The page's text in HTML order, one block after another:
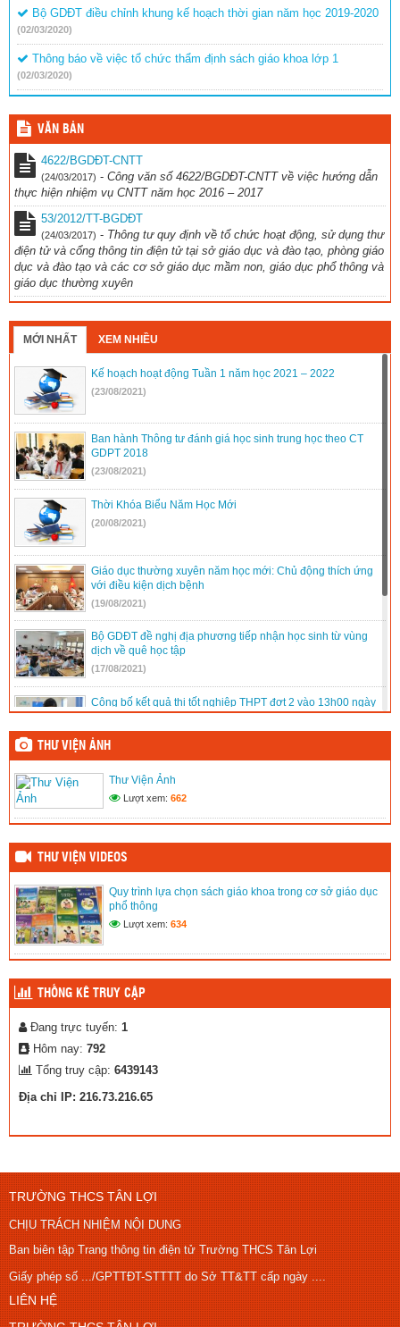
Bộ GDĐT điều chỉnh khung kế hoạch thời gian năm học 2019-2020
(02/03/2020)
Thông báo về việc tổ chức thẩm định sách giáo khoa lớp 1
(02/03/2020)
VĂN BẢN
4622/BGDĐT-CNTT
(24/03/2017) - Công văn số 4622/BGDĐT-CNTT về việc hướng dẫn
thực hiện nhiệm vụ CNTT năm học 2016 – 2017
53/2012/TT-BGDĐT
(24/03/2017) - Thông tư quy định về tổ chức hoạt động, sử dụng thư
điện tử và cổng thông tin điện tử tại sở giáo dục và đào tạo, phòng giáo
dục và đào tạo và các cơ sở giáo dục mầm non, giáo dục phổ thông và
giáo dục thường xuyên
MỚI NHẤT XEM NHIỀU
Kế hoạch hoạt động Tuần 1 năm học 2021 – 2022
(23/08/2021)
Ban hành Thông tư đánh giá học sinh trung học theo CT
GDPT 2018
(23/08/2021)
Thời Khóa Biểu Năm Học Mới
(20/08/2021)
Giáo dục thường xuyên năm học mới: Chủ động thích ứng
với điều kiện dịch bệnh
(19/08/2021)
Bộ GDĐT đề nghị địa phương tiếp nhận học sinh từ vùng
dịch về quê học tập
(17/08/2021)
Công bố kết quả thi tốt nghiệp THPT đợt 2 vào 13h00 ngày
16/8
(15/08/2021)
thông
(02/03/2020)
(02/03/2020)
THƯ VIỆN ẢNH
Thư Viện Ảnh
Lượt xem: 662
THƯ VIỆN VIDEOS
Quy trình lựa chọn sách giáo khoa trong cơ sở giáo dục
phổ thông
Lượt xem: 634
THỐNG KÊ TRUY CẬP
Đang trực tuyến: 1
Hôm nay: 792
Tổng truy cập: 6439143
Địa chỉ IP: 216.73.216.65
TRƯỜNG THCS TÂN LỢI
CHỊU TRÁCH NHIỆM NỘI DUNG
Ban biên tập Trang thông tin điện tử Trường THCS Tân Lợi
Giấy phép số .../GPTTĐT-STTTT do Sở TT&TT cấp ngày ....
LIÊN HỆ